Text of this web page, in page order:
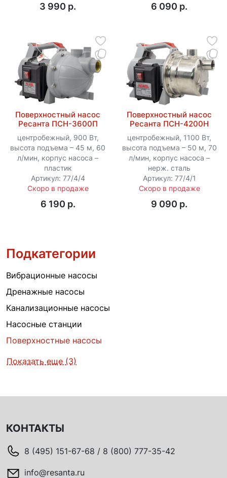
3 990 p. 6 090 p.
Поверхностный насос
Ресанта ПСН-3600П
центробежный, 900 Вт,
высота подъема – 45 м, 60
л/мин, корпус насоса –
пластик
Артикул: 77/4/4
Скоро в продаже
6 190 p.
Поверхностный насос
Ресанта ПСН-4200Н
центробежный, 1100 Вт,
высота подъема – 50 м, 70
л/мин, корпус насоса –
нерж. сталь
Артикул: 77/4/1
Скоро в продаже
9 090 p.
Подкатегории
Вибрационные насосы
Дренажные насосы
Канализационные насосы
Насосные станции
Поверхностные насосы
Показать еще (3)
КОНТАКТЫ
8 (495) 151-67-68 / 8 (800) 777-35-42
info@resanta.ru